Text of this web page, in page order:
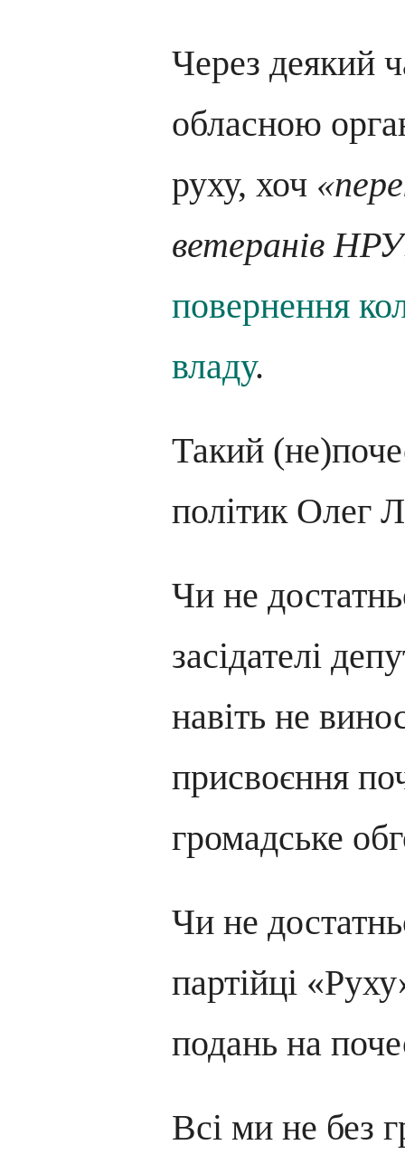
Через деякий
обласною
руху, хоч
ветеранів
повернення
владу.
Такий
політик Олег
Чи не
засідателі
навіть не
присвоєння
громадське
Чи не
партійці
подань на
Всі ми не без